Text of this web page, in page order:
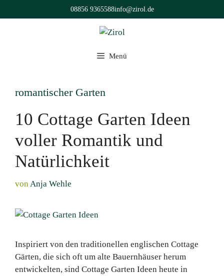
Inhalt
08856 9365588info@zirol.de
Menü
romantischer Garten
10 Cottage Garten Ideen
voller Romantik und
Natürlichkeit
von Anja Wehle
Inspiriert von den traditionellen englischen Cottage
Gärten, die sich oft um alte Bauernhäuser herum
entwickelten, sind Cottage Garten Ideen heute in